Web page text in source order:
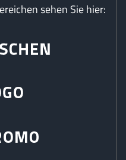
sehen Sie hier: